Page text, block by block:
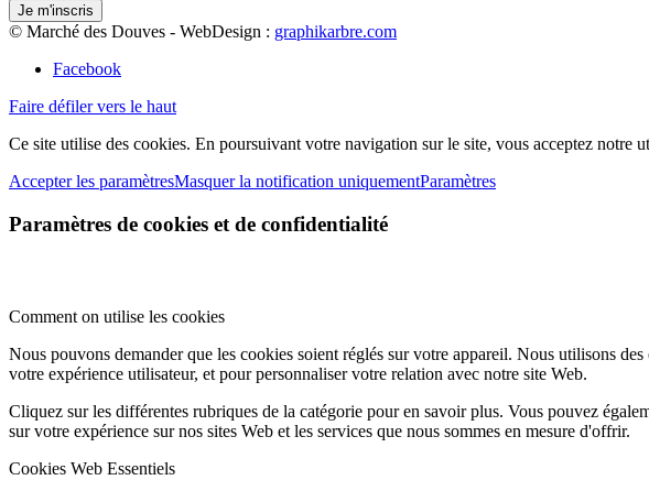
© Marché des Douves - WebDesign : graphikarbre.com
Facebook
Faire défiler vers le haut
Ce site utilise des cookies. En poursuivant votre navigation sur le site, vous acceptez notre
Accepter les paramètresMasquer la notification uniquementParamètres
Paramètres de cookies et de confidentialité
Comment on utilise les cookies
Nous pouvons demander que les cookies soient réglés sur votre appareil. Nous utilisons
votre expérience utilisateur, et pour personnaliser votre relation avec notre site Web.
Cliquez sur les différentes rubriques de la catégorie pour en savoir plus. Vous pouvez
sur votre expérience sur nos sites Web et les services que nous sommes en mesure d'offrir.
Cookies Web Essentiels